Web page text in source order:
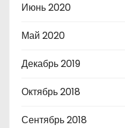
Июнь 2020
Май 2020
Декабрь 2019
Октябрь 2018
Сентябрь 2018